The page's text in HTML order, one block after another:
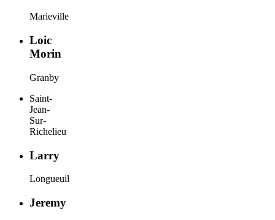
Marieville
Loic
Morin
Granby
Saint-
Jean-
Sur-
Richelieu
Larry
Longueuil
Jeremy